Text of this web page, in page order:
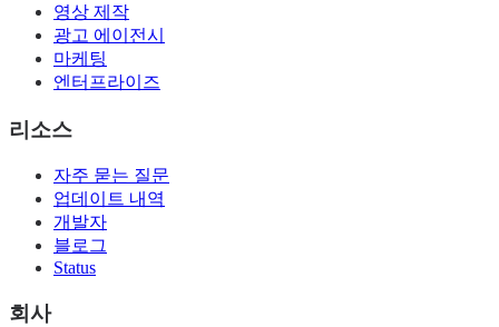
영상 제작
광고 에이전시
마케팅
엔터프라이즈
리소스
자주 묻는 질문
업데이트 내역
개발자
블로그
Status
회사